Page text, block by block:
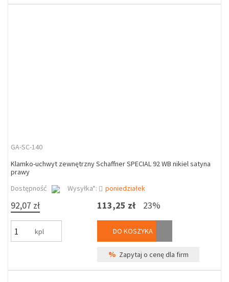
GA-SC-140
Klamko-uchwyt zewnętrzny Schaffner SPECIAL 92 WB nikiel satyna
prawy
Dostępność
Wysyłka*: poniedziałek
92,07 zł
kpl
113,25 zł 23%
DO KOSZYKA
% Zapytaj o cenę dla firm